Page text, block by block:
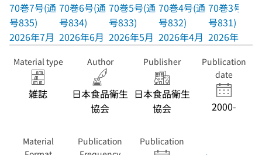
70巻7号(通
号835)
2026年7月
70巻6号(通
号834)
2026年6月
70巻5号(通
号833)
2026年5月
70巻4号(通
号832)
2026年4月
70巻3号(通
号831)
2026年3月
Material type
雑誌
Author
日本食品衛生
協会
Publisher
日本食品衛生
協会
Publication
date
2000-
Material
Publication
Publication